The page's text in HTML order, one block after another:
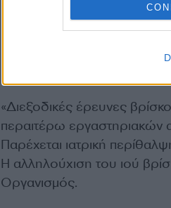
«Διεξοδικές έρευνες
περαιτέρω εργαστηριακών
Παρέχεται ιατρική
Η αλληλούχιση του ιού
Οργανισμός.